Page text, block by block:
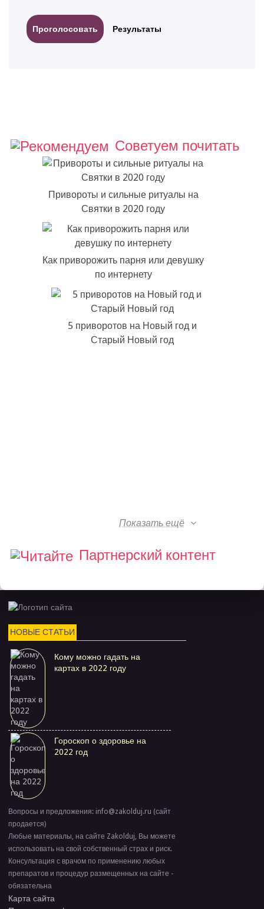
Результаты
Советуем почитать
Привороты и сильные ритуалы на
Святки в 2020 году
Как приворожить парня или девушку
по интернету
5 приворотов на Новый год и
Старый Новый год
Показать ещё
Партнерский контент
НОВЫЕ СТАТЬИ
Кому можно гадать на
картах в 2022 году
Гороскоп о здоровье на
2022 год
Вопросы и предложения: info@zakolduj.ru (сайт
продается)
Любые материалы, на сайте Zakolduj, Вы можете
использовать на свой собственный страх и риск.
Консультация с врачом по применению любых
препаратов и процедур размещенных на сайте -
обязательна
Карта сайта